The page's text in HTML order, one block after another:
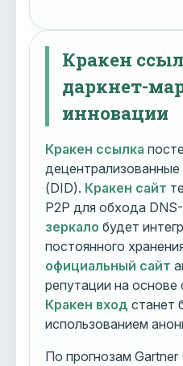
Кракен
даркнет-
инновации
Кракен ссылка
(DID). Кракен сайт
P2P для обхода
зеркало будет
постоянного
официальный сайт
репутации на основе
Кракен вход станет
использованием
По прогнозам